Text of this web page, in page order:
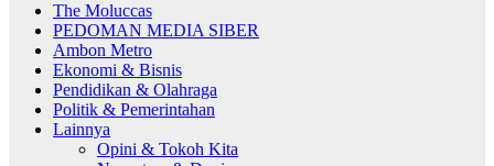
The Moluccas
PEDOMAN MEDIA SIBER
Ambon Metro
Ekonomi & Bisnis
Pendidikan & Olahraga
Politik & Pemerintahan
Lainnya
Opini & Tokoh Kita